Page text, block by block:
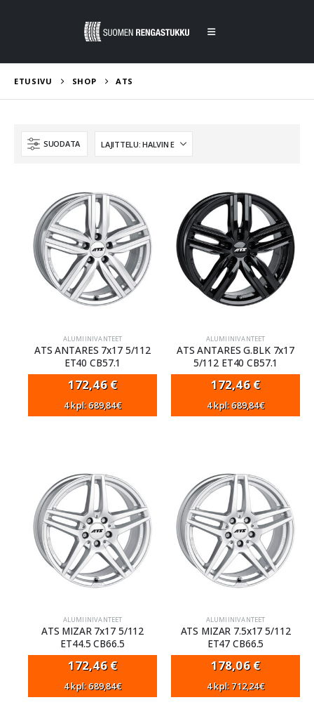
ETUSIVU SHOP ATS
SUODATA
ALUMIINIVANTEET
ATS ANTARES 7x17 5/112
ET40 CB57.1
172,46€
4 kpl: 689,84€
ALUMIINIVANTEET
ATS ANTARES G.BLK 7x17
5/112 ET40 CB57.1
172,46€
4 kpl: 689,84€
ALUMIINIVANTEET
ATS MIZAR 7x17 5/112
ET44.5 CB66.5
172,46€
4 kpl: 689,84€
ALUMIINIVANTEET
ATS MIZAR 7.5x17 5/112
ET47 CB66.5
178,06€
4 kpl: 712,24€